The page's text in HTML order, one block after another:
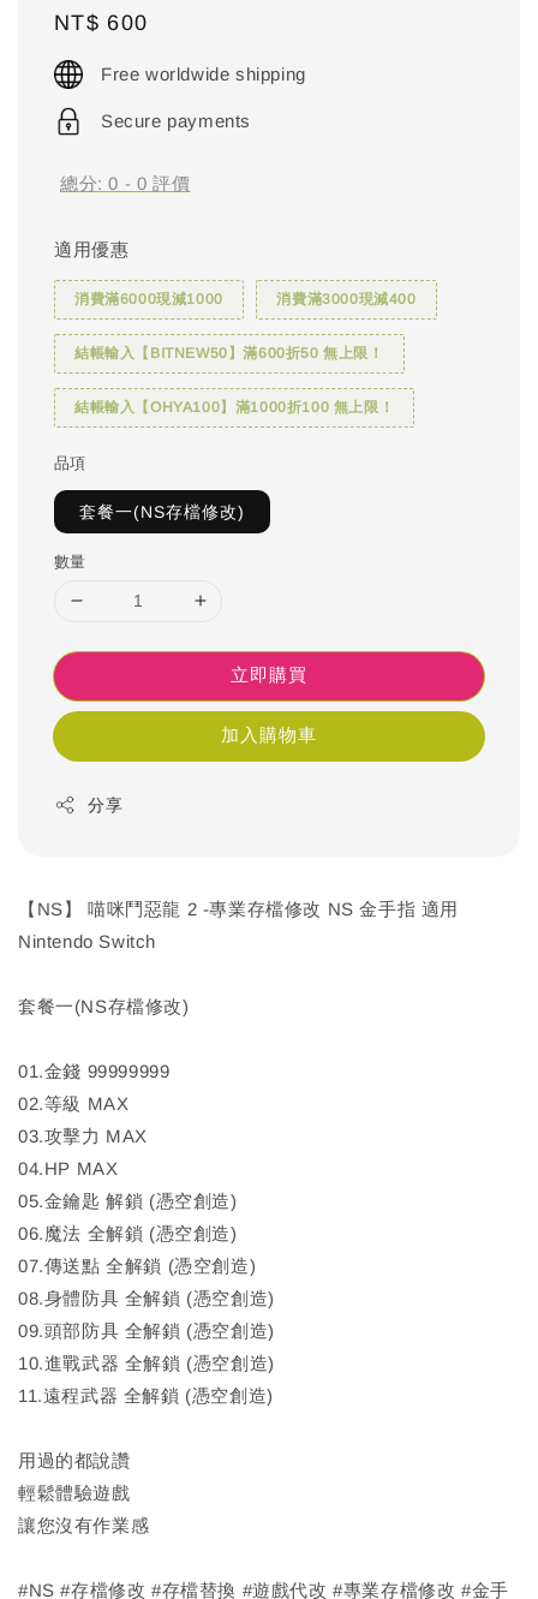
Regular
price
NT$ 600
Free worldwide shipping
Secure payments
總分:0 - 0 評價
適用優惠
消費滿6000現減1000 消費滿3000現減400
結帳輸入【BITNEW50】滿600折50 無上限！
結帳輸入【OHYA100】滿1000折100 無上限！
品項
套餐一(NS存檔修改)
數量
立即購買
加入購物車
分享
【NS】 喵咪鬥惡龍 2 -專業存檔修改 NS 金手指 適用
Nintendo Switch
套餐一(NS存檔修改)
01.金錢 99999999
02.等級 MAX
03.攻擊力 MAX
04.HP MAX
05.金鑰匙 解鎖 (憑空創造)
06.魔法 全解鎖 (憑空創造)
07.傳送點 全解鎖 (憑空創造)
08.身體防具 全解鎖 (憑空創造)
09.頭部防具 全解鎖 (憑空創造)
10.進戰武器 全解鎖 (憑空創造)
11.遠程武器 全解鎖 (憑空創造)
用過的都說讚
輕鬆體驗遊戲
讓您沒有作業感
#NS #存檔修改 #存檔替換 #遊戲代改 #專業存檔修改 #金手